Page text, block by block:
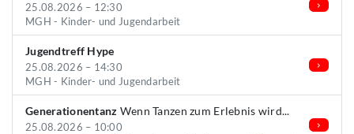
25.08.2026 – 12:30
MGH - Kinder- und Jugendarbeit
Jugendtreff Hype
25.08.2026 – 14:30
MGH - Kinder- und Jugendarbeit
Generationentanz Wenn Tanzen zum Erlebnis wird...
25.08.2026 – 10:00